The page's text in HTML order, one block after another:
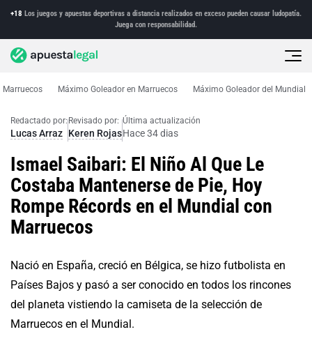
+18 Los juegos y apuestas deportivas a distancia realizados en exceso pueden causar ludopatía.
Juega con responsabilidad.
Marruecos Máximo Goleador en Marruecos Máximo Goleador del Mundial
Noticias La Historia de Ismael Saibari
Redactado por:
Lucas Arraz
Revisado por:
Keren Rojas
Última actualización
Hace 34 dias
Ismael Saibari: El Niño Al Que Le
Costaba Mantenerse de Pie, Hoy
Rompe Récords en el Mundial con
Marruecos
Nació en España, creció en Bélgica, se hizo futbolista en
Países Bajos y pasó a ser conocido en todos los rincones
del planeta vistiendo la camiseta de la selección de
Marruecos en el Mundial.